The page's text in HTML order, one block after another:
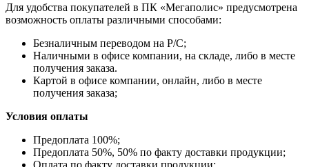
Для удобства покупателей в ПК «Мегаполис» предусмотрена
возможность оплаты различными способами:
Безналичным переводом на Р/С;
Наличными в офисе компании, на складе, либо в месте
получения заказа.
Картой в офисе компании, онлайн, либо в месте
получения заказа;
Условия оплаты
Предоплата 100%;
Предоплата 50%, 50% по факту доставки продукции;
Оплата по факту доставки продукции;